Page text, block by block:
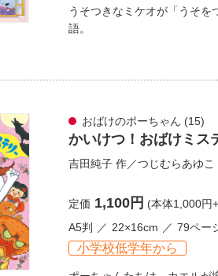
うそつきなミケオが「うそ
語。
おばけのポーちゃん (15)
かいけつ！おばけミス
吉田純子 作／つじむらあゆこ
定価 1,100円 (本体1,000円
A5判
22×16cm 79ペー
小学校低学年から